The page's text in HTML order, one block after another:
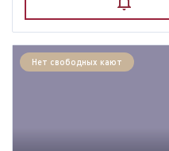
Нет свободных кают